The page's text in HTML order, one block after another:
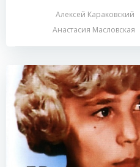
Алексей Караковский
Анастасия Масловская